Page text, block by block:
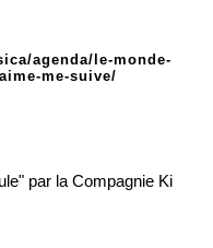
agenda/le-monde-
me-suive/
par la Compagnie Ki